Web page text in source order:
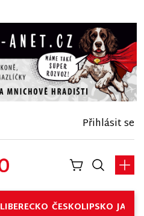
Přihlásit se
LIBERECKO ČESKOLIPSKO